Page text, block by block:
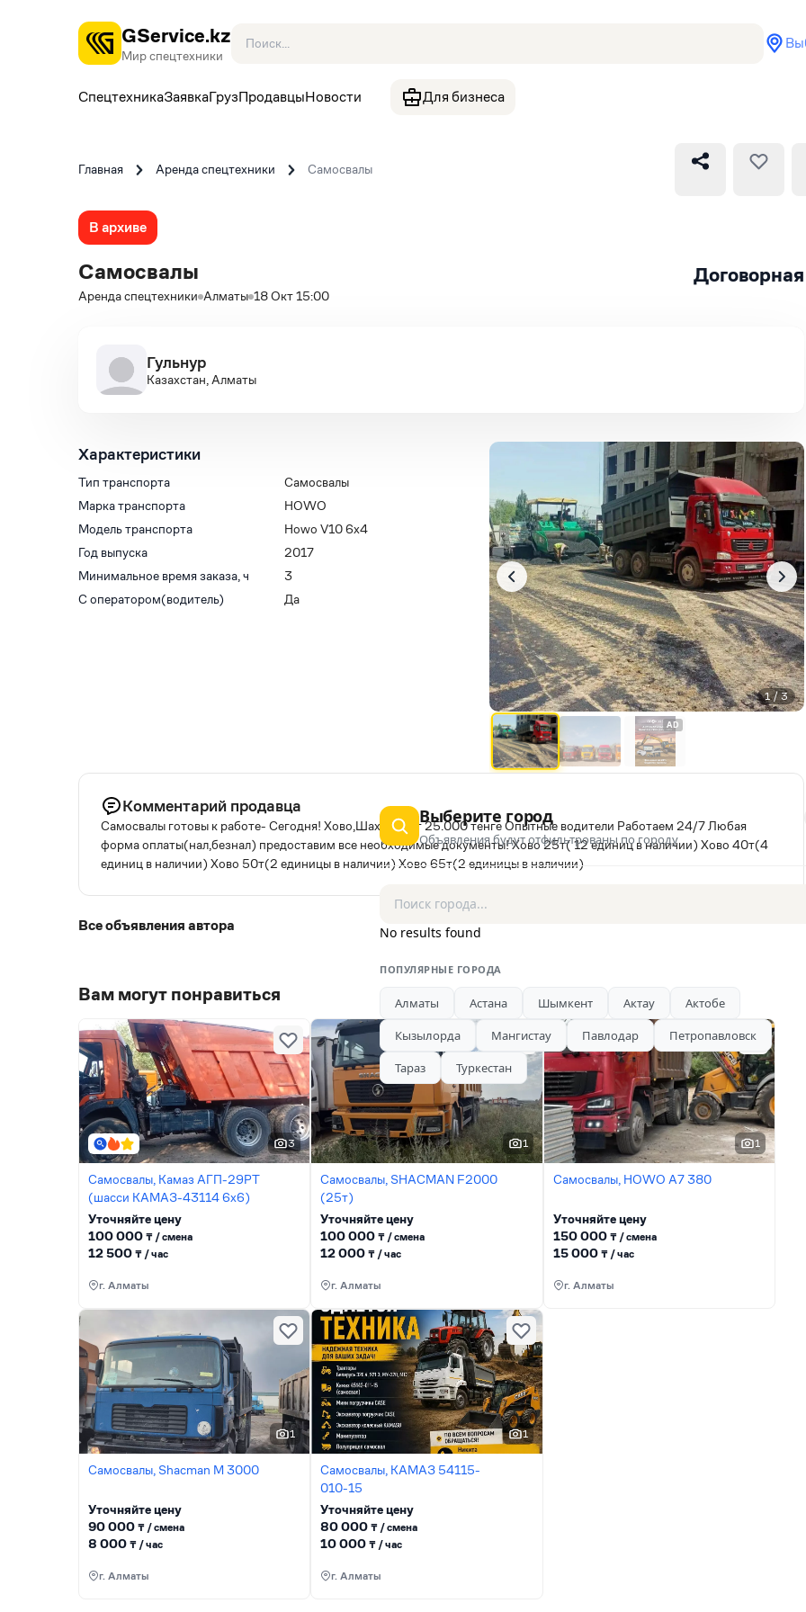
GService.kz
Мир спецтехники
СпецтехникаЗаявкаГрузПродавцыНовости Для бизнеса
Главная Аренда спецтехники Самосвалы
В архиве
Самосвалы
Аренда спецтехники Алматы 18 Окт 15:00
Договорная
Гульнур
Казахстан, Алматы
Характеристики
Тип транспорта
Самосвалы
Марка транспорта
HOWO
Модель транспорта
Howo V10 6х4
Год выпуска
2017
Минимальное время заказа, ч
3
С оператором(водитель)
Да
1 / 3
AD
Комментарий продавца
Самосвалы готовы к работе- Сегодня! Хово,Шахман-от 25.000 тенге Опытные водители Работаем 24/7 Любая
форма оплаты(нал,безнал) предоставим все необходимые документы! Хово 25т( 12 единиц в наличии) Хово 40т(4
единиц в наличии) Хово 50т(2 единицы в наличии) Хово 65т(2 единицы в наличии)
Все объявления автора
Вам могут понравиться
3
Самосвалы, Камаз АГП-29РТ
(шасси KАМАЗ-43114 6x6)
Уточняйте цену
100 000 ₸ / сменa
12 500 ₸ / час
г. Алматы
1
Самосвалы, SHACMAN F2000
(25т)
Уточняйте цену
100 000₸ / сменa
12 000₸ / час
г. Алматы
1
Самосвалы, HOWO A7 380
Уточняйте цену
150 000 ₸ / сменa
15 000 ₸ / час
г. Алматы
1
Самосвалы, Shacman М 3000
Уточняйте цену
90 000 ₸ / сменa
8 000 ₸ / час
г. Алматы
1
Самосвалы, КАМАЗ 54115-
010-15
Уточняйте цену
80 000₸ / сменa
10 000₸ / час
г. Алматы
Выберите город
Объявления будут отфильтрованы по городу
No results found
ПОПУЛЯРНЫЕ ГОРОДА
Алматы Астана Шымкент Актау
Актобе
Кызылорда
Мангистау Павлодар
Петропавловск
Тараз
Туркестан